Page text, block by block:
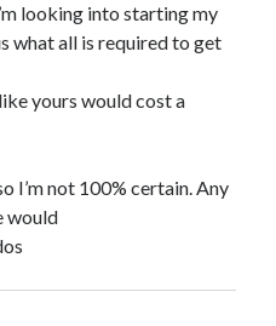
looking into starting my
what all is required to get
yours would cost a
I’m not 100% certain. Any
would